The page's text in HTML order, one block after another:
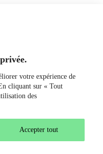
votre expérience de
cliquant sur « Tout
des
Accepter tout